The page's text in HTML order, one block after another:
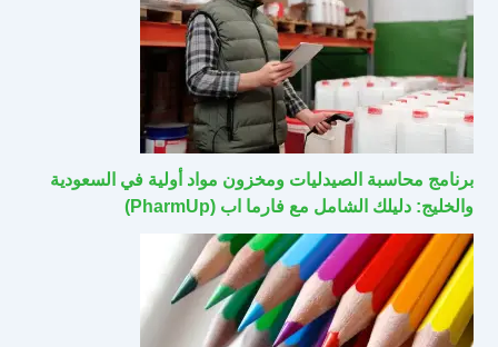
برنامج محاسبة الصيدليات ومخزون مواد أولية في السعودية
والخليج: دليلك الشامل مع فارما اب (PharmUp)